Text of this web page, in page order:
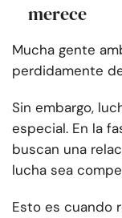
merece
Mucha gente
perdidamente
Sin embargo,
especial. En la
buscan una
lucha sea
Esto es cuando